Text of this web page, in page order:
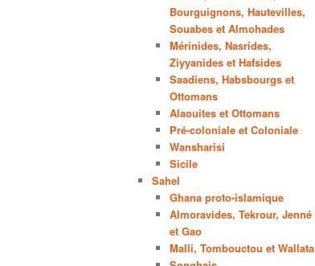
Bourguignons, Hautevilles,
Souabes et Almohades
Mérinides, Nasrides,
Ziyyanides et Hafsides
Saadiens, Habsbourgs et
Ottomans
Alaouites et Ottomans
Pré-coloniale et Coloniale
Wansharisi
Sicile
Sahel
Ghana proto-islamique
Almoravides, Tekrour, Jenné
et Gao
Malli, Tombouctou et Wallata